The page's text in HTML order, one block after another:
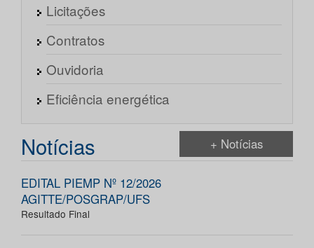
Licitações
Contratos
Ouvidoria
Eficiência energética
Notícias + Notícias
EDITAL PIEMP Nº 12/2026
AGITTE/POSGRAP/UFS
Resultado Final